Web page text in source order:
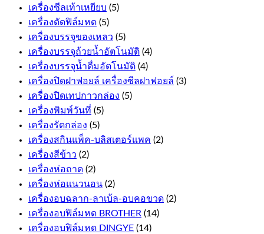
เครื่องซีลเท้าเหยียบ (5)
เครื่องตัดฟิล์มหด (5)
เครื่องบรรจุของเหลว (5)
เครื่องบรรจุถ้วยน้ำอัตโนมัติ (4)
เครื่องบรรจุน้ำดื่มอัตโนมัติ (4)
เครื่องปิดฝาฟอยล์ เครื่องซีลฝาฟอยล์ (3)
เครื่องปิดเทปกาวกล่อง (5)
เครื่องพิมพ์วันที่ (5)
เครื่องรัดกล่อง (5)
เครื่องสกินแพ็ค-บลิสเตอร์แพค (2)
เครื่องสีข้าว (2)
เครื่องห่อถาด (2)
เครื่องห่อแนวนอน (2)
เครื่องอบฉลาก-ลาเบ้ล-อบคอขวด (2)
เครื่องอบฟิล์มหด BROTHER (14)
เครื่องอบฟิล์มหด DINGYE (14)